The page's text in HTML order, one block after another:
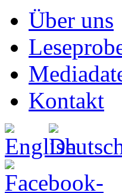
Über uns
Kontakt